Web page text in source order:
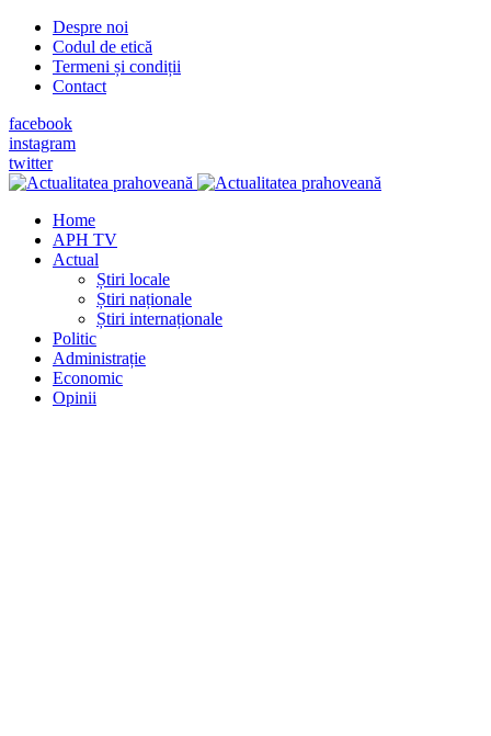
Despre noi
Codul de etică
Termeni și condiții
Contact
facebook
instagram
twitter
Home
APH TV
Actual
Știri locale
Știri naționale
Știri internaționale
Politic
Administrație
Economic
Opinii